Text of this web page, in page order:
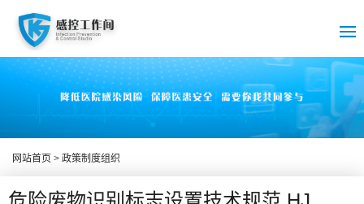
网站首页 > 政策制度组织